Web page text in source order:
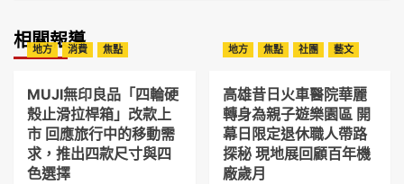
相關報導
地方 消費 焦點
MUJI無印良品「四輪硬
殼止滑拉桿箱」改款上
市 回應旅行中的移動需
求，推出四款尺寸與四
色選擇
地方 焦點 社團 藝文
高雄昔日火車醫院華麗
轉身為親子遊樂園區 開
幕日限定退休職人帶路
探秘 現地展回顧百年機
廠歲月